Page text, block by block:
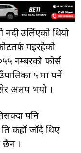
नदी उर्लिएको थियो
गइरहेको
नम्बरको फोर्स
५ मा पर्ने
अलप भयो ।
पनि
ति कहाँ जाँदै थिए
छैन ।